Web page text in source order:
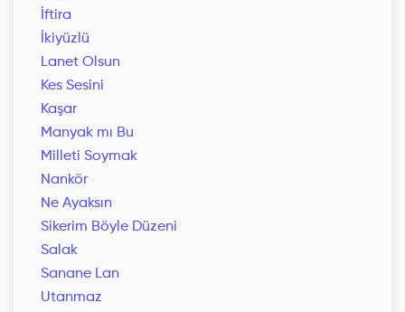
İftira
İkiyüzlü
Lanet Olsun
Kes Sesini
Kaşar
Manyak mı Bu
Milleti Soymak
Nankör
Ne Ayaksın
Sikerim Böyle Düzeni
Salak
Sanane Lan
Utanmaz